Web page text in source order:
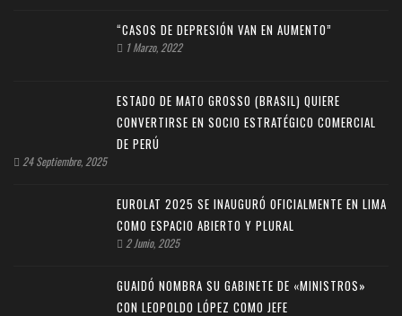
“CASOS DE DEPRESIÓN VAN EN AUMENTO”
1 Marzo, 2022
ESTADO DE MATO GROSSO (BRASIL) QUIERE
CONVERTIRSE EN SOCIO ESTRATÉGICO COMERCIAL
DE PERÚ
24 Septiembre, 2025
EUROLAT 2025 SE INAUGURÓ OFICIALMENTE EN LIMA
COMO ESPACIO ABIERTO Y PLURAL
2 Junio, 2025
GUAIDÓ NOMBRA SU GABINETE DE «MINISTROS»
CON LEOPOLDO LÓPEZ COMO JEFE